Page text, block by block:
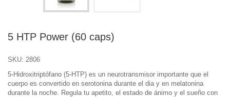
5 HTP Power (60 caps)
SKU: 2806
5-Hidroxitriptófano (5-HTP) es un neurotransmisor importante que el
cuerpo es convertido en serotonina durante el dia y en melatonina
durante la noche. Regula tu apetito, el estado de ánimo y el sueño con